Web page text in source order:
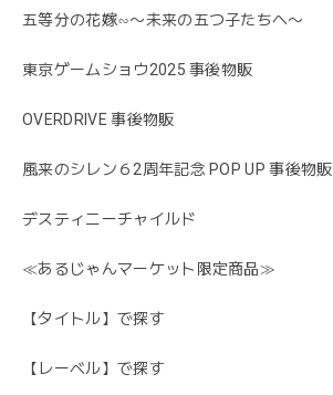
五等分の花嫁∽〜未来の五つ子たちへ〜
東京ゲームショウ2025 事後物販
OVERDRIVE 事後物販
風来のシレン６2周年記念 POP UP 事後物販
デスティニーチャイルド
≪あるじゃんマーケット限定商品≫
【タイトル】で探す
【レーベル】で探す